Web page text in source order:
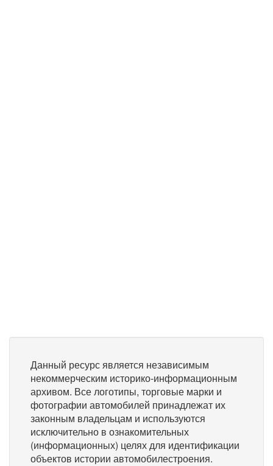
Данный ресурс является независимым
некоммерческим историко-информационным
архивом. Все логотипы, торговые марки и
фотографии автомобилей принадлежат их
законным владельцам и используются
исключительно в ознакомительных
(информационных) целях для идентификации
объектов истории автомобилестроения.